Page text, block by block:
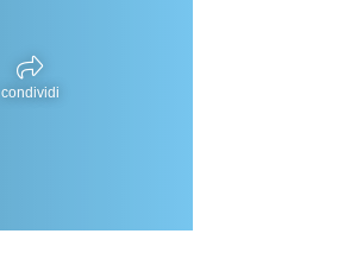
condividi